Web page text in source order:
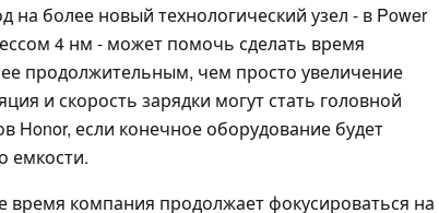
более новый технологический узел - в Power
4 нм - может помочь сделать время
продолжительным, чем просто увеличение
и скорость зарядки могут стать головной
если конечное оборудование будет
емкости.
время компания продолжает фокусироваться на